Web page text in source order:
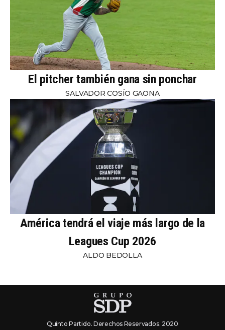
El pitcher también gana sin ponchar
SALVADOR COSÍO GAONA
América tendrá el viaje más largo de la
Leagues Cup 2026
ALDO BEDOLLA
Quinto Partido. Derechos Reservados. 2020